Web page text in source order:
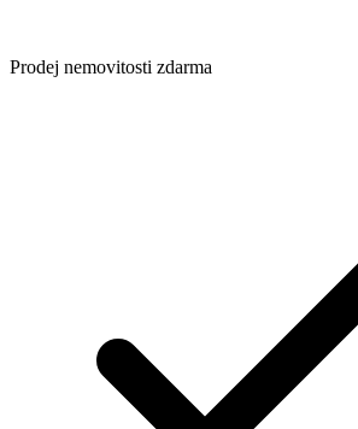
Prodej nemovitosti zdarma